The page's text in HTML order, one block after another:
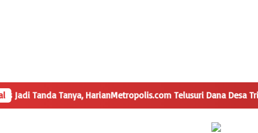
HarianMetropolis.com Telusuri Dana Desa Trimulyo